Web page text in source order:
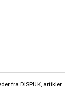
fra DISPUK, artikler